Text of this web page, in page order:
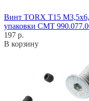
Винт TORX T15
упаковки CMT
197 р.
В корзину